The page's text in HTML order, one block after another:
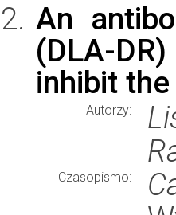
An
(DLA-
inhibit
Autorzy:
Czasopismo: